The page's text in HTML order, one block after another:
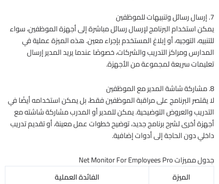
7. إرسال رسائل وتنبيهات للموظفين
يمكن استخدام البرنامج لإرسال رسائل مباشرة إلى أجهزة الموظفين، سواء
للتنبيه، التوجيه، أو إبلاغ المستخدم بإجراء معين. هذه الميزة عملية في
المدارس ومراكز التدريب والشركات، خصوصًا عندما يريد المدير إرسال
تعليمات سريعة لمجموعة من الأجهزة.
8. مشاركة شاشة المدير مع الموظفين
لا يقتصر البرنامج على مراقبة الموظفين فقط، بل يمكن استخدامه أيضًا في
التدريب والعروض التوضيحية. يمكن للمدير أو المدرب مشاركة شاشته مع
أجهزة أخرى لشرح برنامج جديد، توضيح خطوات عمل معينة، أو تقديم تدريب
داخلي دون الحاجة إلى أدوات إضافية.
جدول مميزات Net Monitor For Employees Pro
الميزة
الفائدة العملية